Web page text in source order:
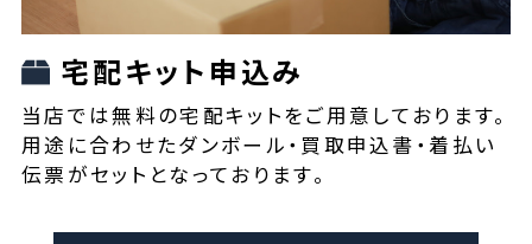
宅配キット申込み
当店では無料の宅配キットをご用意しております。
用途に合わせたダンボール・買取申込書・着払い
伝票がセットとなっております。